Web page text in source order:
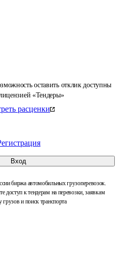
оставить отклик доступны
«Тендеры»
расценки
Вход
биржа автомобильных грузоперевозок.
доступ к тендерам на перевозки, заявкам
грузов и поиск транспорта